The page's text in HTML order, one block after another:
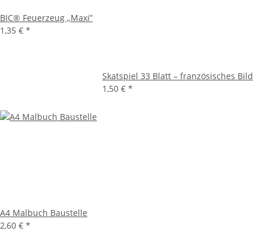
BIC® Feuerzeug „Maxi”
1,35 € *
Skatspiel 33 Blatt – französisches Bild
1,50 € *
A4 Malbuch Baustelle
2,60 € *